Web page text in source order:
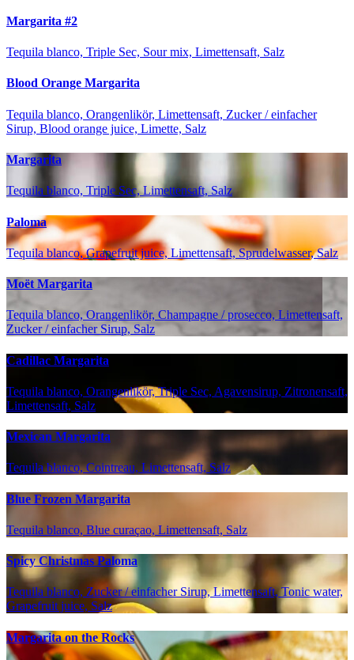
Margarita #2
Tequila blanco, Triple Sec, Sour mix, Limettensaft, Salz
Blood Orange Margarita
Tequila blanco, Orangenlikör, Limettensaft, Zucker / einfacher
Sirup, Blood orange juice, Limette, Salz
Margarita
Tequila blanco, Triple Sec, Limettensaft, Salz
Paloma
Tequila blanco, Grapefruit juice, Limettensaft, Sprudelwasser, Salz
Moët Margarita
Tequila blanco, Orangenlikör, Champagne / prosecco, Limettensaft,
Zucker / einfacher Sirup, Salz
Cadillac Margarita
Tequila blanco, Orangenlikör, Triple Sec, Agavensirup, Zitronensaft,
Limettensaft, Salz
Mexican Margarita
Tequila blanco, Cointreau, Limettensaft, Salz
Blue Frozen Margarita
Tequila blanco, Blue curaçao, Limettensaft, Salz
Spicy Christmas Paloma
Tequila blanco, Zucker / einfacher Sirup, Limettensaft, Tonic water,
Grapefruit juice, Salz
Margarita on the Rocks